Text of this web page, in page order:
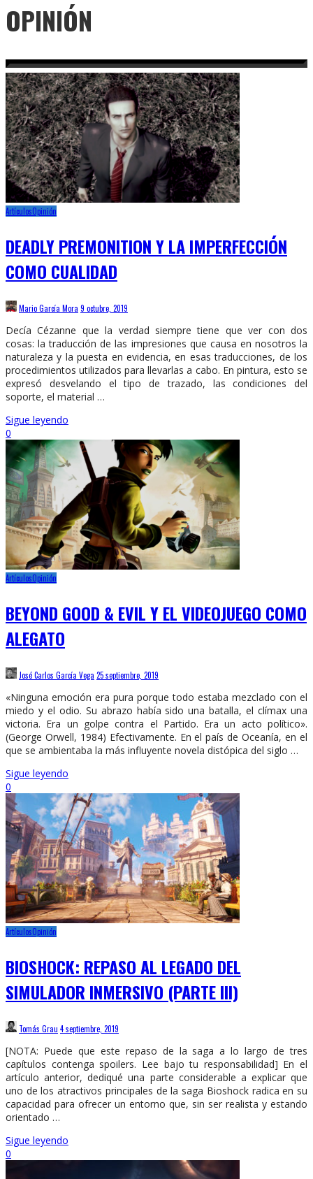
OPINIÓN
ArtículosOpinión
DEADLY PREMONITION Y LA IMPERFECCIÓN
COMO CUALIDAD
Mario García Mora 9 octubre, 2019
Decía Cézanne que la verdad siempre tiene que ver con dos
cosas: la traducción de las impresiones que causa en nosotros la
naturaleza y la puesta en evidencia, en esas traducciones, de los
procedimientos utilizados para llevarlas a cabo. En pintura, esto se
expresó desvelando el tipo de trazado, las condiciones del
soporte, el material …
Sigue leyendo
0
ArtículosOpinión
BEYOND GOOD & EVIL Y EL VIDEOJUEGO COMO
ALEGATO
José Carlos García Vega 25 septiembre, 2019
«Ninguna emoción era pura porque todo estaba mezclado con el
miedo y el odio. Su abrazo había sido una batalla, el clímax una
victoria. Era un golpe contra el Partido. Era un acto político».
(George Orwell, 1984) Efectivamente. En el país de Oceanía, en el
que se ambientaba la más influyente novela distópica del siglo …
Sigue leyendo
0
ArtículosOpinión
BIOSHOCK: REPASO AL LEGADO DEL
SIMULADOR INMERSIVO (PARTE III)
Tomás Grau 4 septiembre, 2019
[NOTA: Puede que este repaso de la saga a lo largo de tres
capítulos contenga spoilers. Lee bajo tu responsabilidad] En el
artículo anterior, dediqué una parte considerable a explicar que
uno de los atractivos principales de la saga Bioshock radica en su
capacidad para ofrecer un entorno que, sin ser realista y estando
orientado …
Sigue leyendo
0